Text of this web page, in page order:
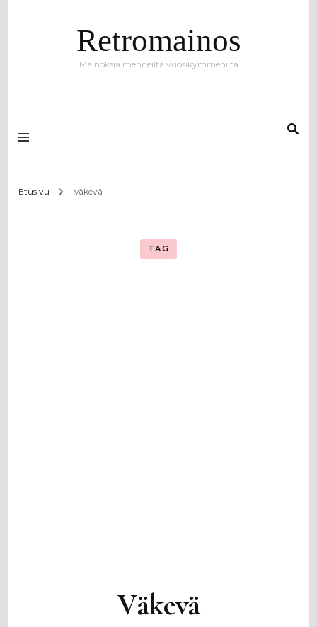
Retromainos
Mainoksia menneiltä vuosikymmeniltä
Etusivu Väkevä
TAG
Väkevä